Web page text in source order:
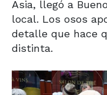
Asia, llegó a
local. Los osos
detalle que hace
distinta.